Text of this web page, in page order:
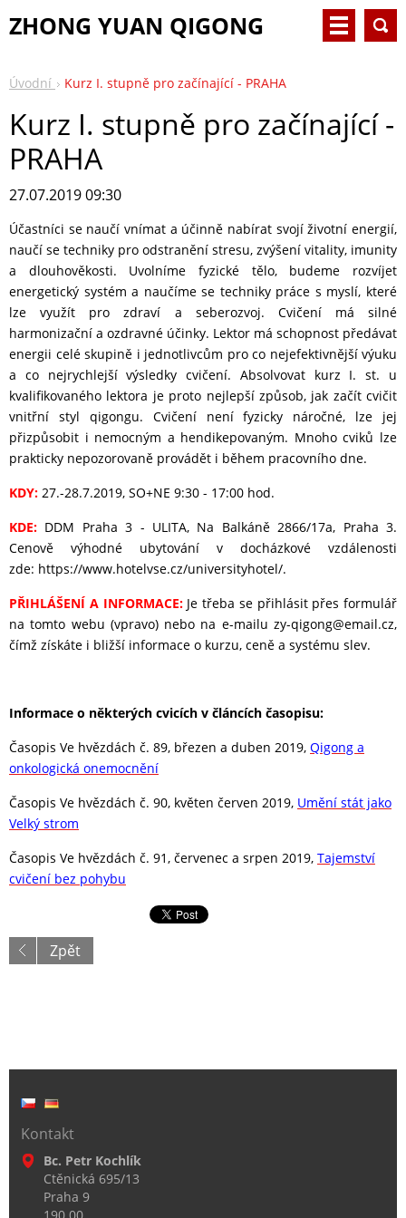
ZHONG YUAN QIGONG
Úvodní Kurz I. stupně pro začínající - PRAHA
Kurz I. stupně pro začínající -
PRAHA
27.07.2019 09:30
Účastníci se naučí vnímat a účinně nabírat svojí životní energií,
naučí se techniky pro odstranění stresu, zvýšení vitality, imunity
a dlouhověkosti. Uvolníme fyzické tělo, budeme rozvíjet
energetický systém a naučíme se techniky práce s myslí, které
lze využít pro zdraví a seberozvoj. Cvičení má silné
harmonizační a ozdravné účinky. Lektor má schopnost předávat
energii celé skupině i jednotlivcům pro co nejefektivnější výuku
a co nejrychlejší výsledky cvičení. Absolvovat kurz I. st. u
kvalifikovaného lektora je proto nejlepší způsob, jak začít cvičit
vnitřní styl qigongu. Cvičení není fyzicky náročné, lze jej
přizpůsobit i nemocným a hendikepovaným. Mnoho cviků lze
prakticky nepozorovaně provádět i během pracovního dne.
KDY: 27.-28.7.2019, SO+NE 9:30 - 17:00 hod.
KDE: DDM Praha 3 - ULITA, Na Balkáně 2866/17a, Praha 3.
Cenově výhodné ubytování v docházkové vzdálenosti
zde: https://www.hotelvse.cz/universityhotel/.
PŘIHLÁŠENÍ A INFORMACE:Je třeba se přihlásit přes formulář
na tomto webu (vpravo) nebo na e-mailu zy-qigong@email.cz,
čímž získáte i bližší informace o kurzu, ceně a systému slev.
Informace o některých cvicích v článcích časopisu:
Časopis Ve hvězdách č. 89, březen a duben 2019, Qigong a
onkologická onemocnění
Časopis Ve hvězdách č. 90, květen červen 2019, Umění stát jako
Velký strom
Časopis Ve hvězdách č. 91, červenec a srpen 2019, Tajemství
cvičení bez pohybu
Zpět
Kontakt
Bc. Petr Kochlík
Ctěnická 695/13
Praha 9